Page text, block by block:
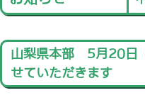
山梨県本部 5月20日
せていただきます